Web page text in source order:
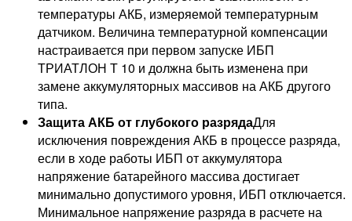
температуры АКБ, измеряемой температурным
датчиком. Величина температурной компенсации
настраивается при первом запуске ИБП
ТРИАТЛОН Т 10 и должна быть изменена при
замене аккумуляторных массивов на АКБ другого
типа.
Защита АКБ от глубокого разрядаДля
исключения повреждения АКБ в процессе разряда,
если в ходе работы ИБП от аккумулятора
напряжение батарейного массива достигает
минимально допустимого уровня, ИБП отключается.
Минимальное напряжение разряда в расчете на